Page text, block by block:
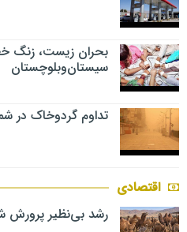
بحران زیست، زنگ
سیستان‌وبلوچستان
تداوم گردوخاک در
اقتصادی
رشد بی‌نظیر پرورش